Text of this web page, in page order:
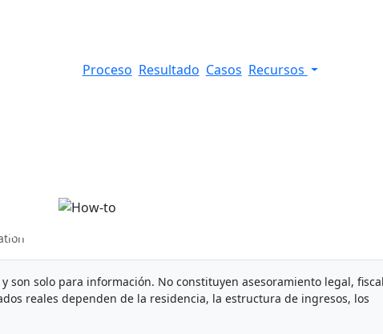
Proceso Resultado Casos Recursos
d'habitation
son solo para información. No constituyen asesoramiento legal,
reales dependen de la residencia, la estructura de ingresos, los